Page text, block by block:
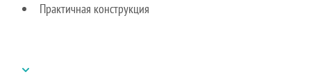
Практичная конструкция